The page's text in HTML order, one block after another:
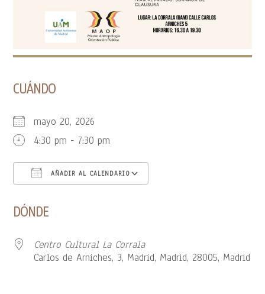
CUÁNDO
mayo 20, 2026
4:30 pm - 7:30 pm
AÑADIR AL CALENDARIO
DÓNDE
Centro Cultural La Corrala
Carlos de Arniches, 3, Madrid, Madrid, 28005, Madrid